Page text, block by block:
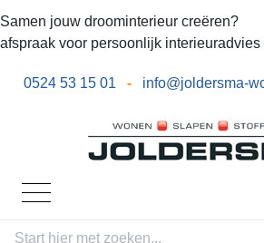
Samen jouw droominterieur creëren?
afspraak voor persoonlijk
0524 53 15 01 - info@joldersma-